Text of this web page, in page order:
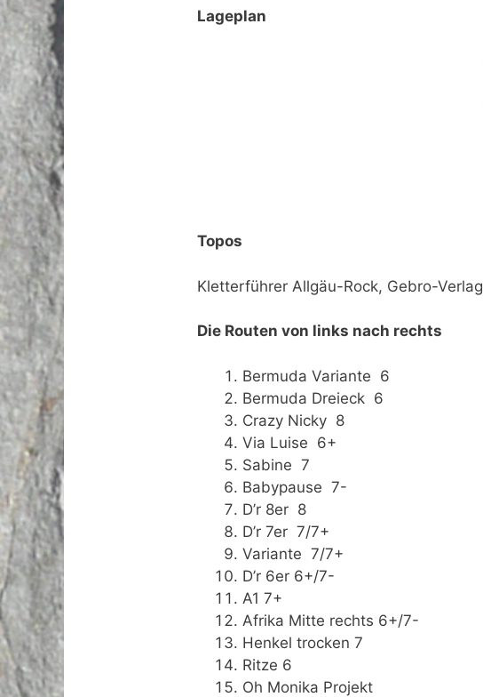
Lageplan
Topos
Kletterführer Allgäu-Rock, Gebro-Verlag
Die Routen von links nach rechts
Bermuda Variante 6
Bermuda Dreieck 6
Crazy Nicky 8
Via Luise 6+
Sabine 7
Babypause 7-
D’r 8er 8
D’r 7er 7/7+
Variante 7/7+
D’r 6er 6+/7-
A1 7+
Afrika Mitte rechts 6+/7-
Henkel trocken 7
Ritze 6
Oh Monika Projekt